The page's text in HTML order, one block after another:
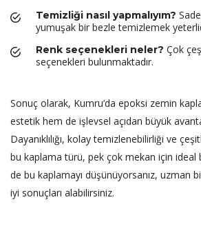
Temizliği nasıl yapmalıyım?
yumuşak bir bezle temizlemek
Renk seçenekleri neler? Çok
seçenekleri bulunmaktadır.
Sonuç olarak, Kumru’da epoksi zemin
estetik hem de işlevsel açıdan büyük
Dayanıklılığı, kolay temizlenebilirliği ve
bu kaplama türü, pek çok mekan için ideal
de bu kaplamayı düşünüyorsanız, uzman
iyi sonuçları alabilirsiniz.